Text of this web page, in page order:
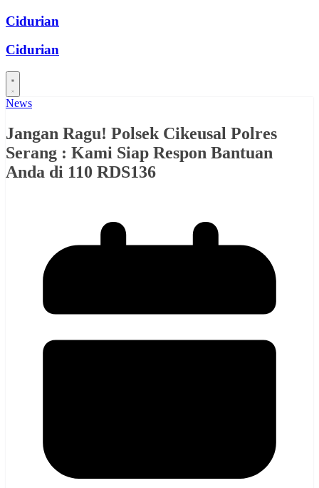
Skip
content
Cidurian
Cidurian
News
Jangan Ragu! Polsek Cikeusal Polres
Serang : Kami Siap Respon Bantuan
Anda di 110 RDS136